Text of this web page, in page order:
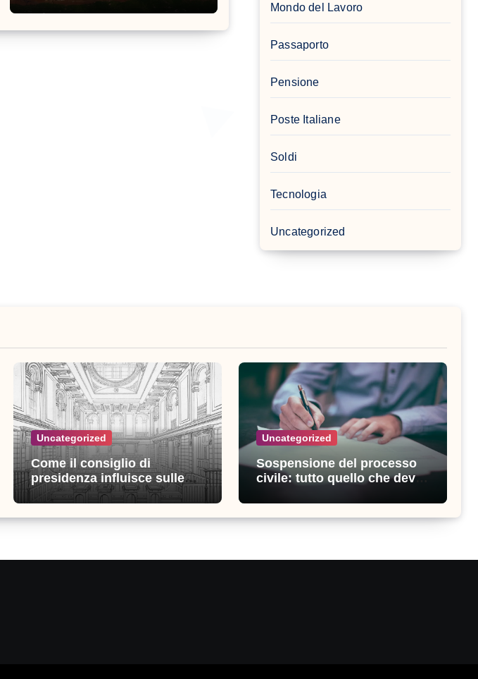
Mondo del Lavoro
Passaporto
Pensione
Poste Italiane
Soldi
Tecnologia
Uncategorized
Uncategorized
Come il consiglio di
presidenza influisce sulle
decisioni della giustizia
amministrativa
Uncategorized
Sospensione del processo
civile: tutto quello che devi